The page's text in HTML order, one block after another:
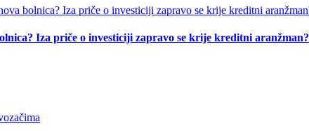
Iza priče o investiciji zapravo se krije kreditni aranžman?